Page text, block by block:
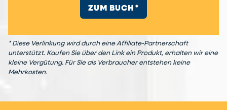
ZUM BUCH *
* Diese Verlinkung wird durch eine Affiliate-Partnerschaft
unterstützt. Kaufen Sie über den Link ein Produkt, erhalten wir eine
kleine Vergütung. Für Sie als Verbraucher entstehen keine
Mehrkosten.